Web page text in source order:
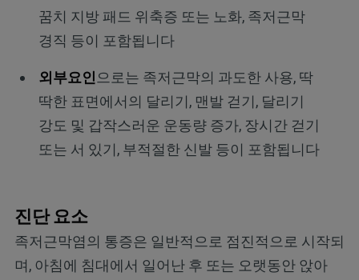
꿈치 지방 패드 위축증 또는 노화, 족저근막
경직 등이 포함됩니다
외부요인으로는 족저근막의 과도한 사용, 딱
딱한 표면에서의 달리기, 맨발 걷기, 달리기
강도 및 갑작스러운 운동량 증가, 장시간 걷기
또는 서 있기, 부적절한 신발 등이 포함됩니다
진단 요소
족저근막염의 통증은 일반적으로 점진적으로 시작되
며, 아침에 침대에서 일어난 후 또는 오랫동안 앉아